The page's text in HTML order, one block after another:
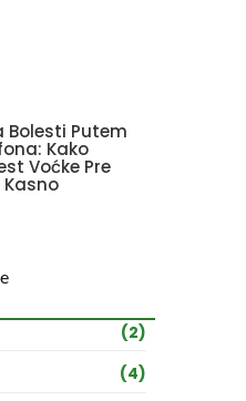
Bolesti Putem
Kako
Voćke Pre
Kasno
(2)
(4)